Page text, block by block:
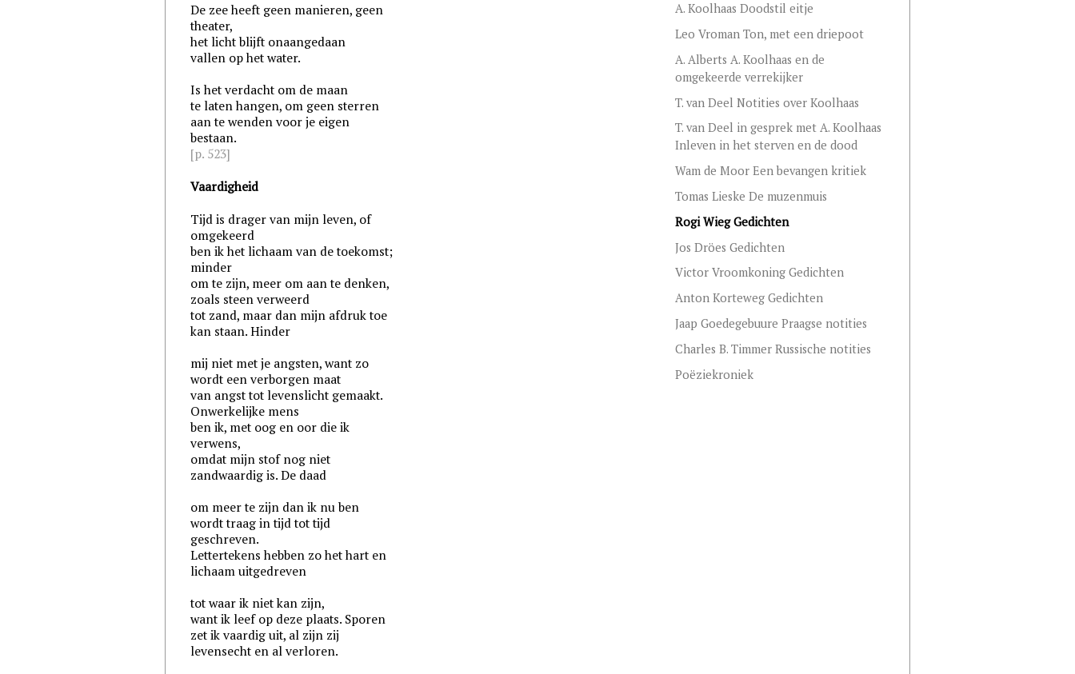
De zee heeft geen manieren, geen
theater,
het licht blijft onaangedaan
vallen op het water.
Is het verdacht om de maan
te laten hangen, om geen sterren
aan te wenden voor je eigen
bestaan.
[p. 523]
Vaardigheid
Tijd is drager van mijn leven, of
omgekeerd
ben ik het lichaam van de toekomst;
minder
om te zijn, meer om aan te denken,
zoals steen verweerd
tot zand, maar dan mijn afdruk toe
kan staan. Hinder
mij niet met je angsten, want zo
wordt een verborgen maat
van angst tot levenslicht gemaakt.
Onwerkelijke mens
ben ik, met oog en oor die ik
verwens,
omdat mijn stof nog niet
zandwaardig is. De daad
om meer te zijn dan ik nu ben
wordt traag in tijd tot tijd
geschreven.
Lettertekens hebben zo het hart en
lichaam uitgedreven
tot waar ik niet kan zijn,
want ik leef op deze plaats. Sporen
zet ik vaardig uit, al zijn zij
levensecht en al verloren.
A. Koolhaas Doodstil eitje
Leo Vroman Ton, met een driepoot
A. Alberts A. Koolhaas en de
omgekeerde verrekijker
T. van Deel Notities over Koolhaas
T. van Deel in gesprek met A. Koolhaas
Inleven in het sterven en de dood
Wam de Moor Een bevangen kritiek
Tomas Lieske De muzenmuis
Rogi Wieg Gedichten
Jos Dröes Gedichten
Victor Vroomkoning Gedichten
Anton Korteweg Gedichten
Jaap Goedegebuure Praagse notities
Charles B. Timmer Russische notities
Poëziekroniek